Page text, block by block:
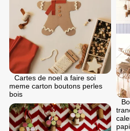
Cartes de noel a faire soi
meme carton boutons perles
bois